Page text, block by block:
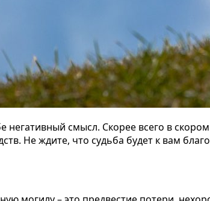
негативный смысл. Скорее всего в
Не ждите, что судьба будет к вам